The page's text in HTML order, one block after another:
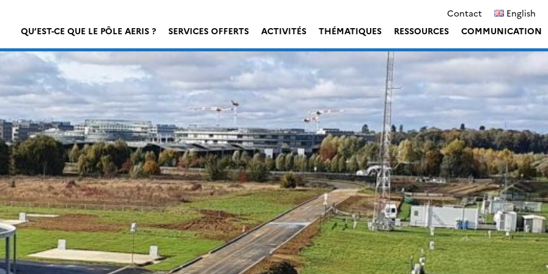
Contact
English
QU’EST-CE QUE LE PÔLE AERIS ?
SERVICES OFFERTS ACTIVITÉS THÉMATIQUES RESSOURCES COMMUNICATION